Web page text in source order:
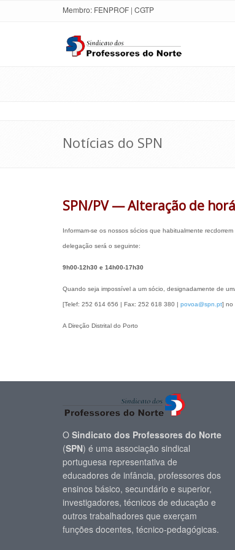
Membro: FENPROF | CGTP
Notícias do SPN
SPN/PV — Alteração de
Informam-se os nossos sócios que habitualmente
delegação será o seguinte:
9h00-12h30 e 14h00-17h30
Quando seja impossível a um sócio, designadamente de
[Telef: 252 614 656 | Fax: 252 618 380 | povoa@spn.pt] no
A Direção Distrital do Porto
O Sindicato dos Professores do Norte
(SPN) é uma associação sindical
portuguesa representativa de
educadores de infância, professores dos
ensinos básico, secundário e superior,
investigadores, técnicos de educação e
outros trabalhadores que exerçam
funções docentes, técnico-pedagógicas.